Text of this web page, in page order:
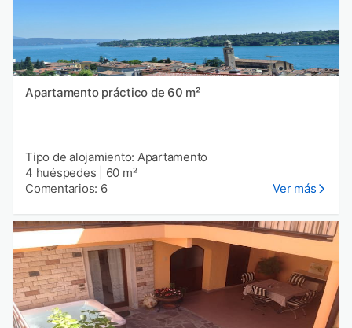
Apartamento práctico de 60 m²
Tipo de alojamiento: Apartamento
4 huéspedes
60 m²
Comentarios: 6
Ver más